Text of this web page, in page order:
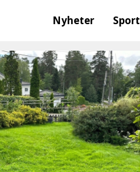
Nyheter Sport